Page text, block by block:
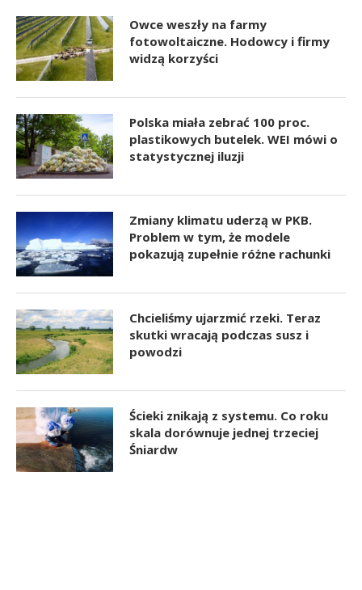
Owce weszły na farmy
fotowoltaiczne. Hodowcy i firmy
widzą korzyści
Polska miała zebrać 100 proc.
plastikowych butelek. WEI mówi o
statystycznej iluzji
Zmiany klimatu uderzą w PKB.
Problem w tym, że modele
pokazują zupełnie różne rachunki
Chcieliśmy ujarzmić rzeki. Teraz
skutki wracają podczas susz i
powodzi
Ścieki znikają z systemu. Co roku
skala dorównuje jednej trzeciej
Śniardw